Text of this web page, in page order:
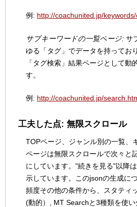
例: http://coachunited.jp/
サブキーワードの一覧ページ: サ
ゆる「タグ」でデータを持ってお
「タグ検索」結果ページとして動
す。
例: http://coachunited.jp/
工夫した点: 無限スクロール
TOPページ、ジャンル別の一覧、
ページは無限スクロールで次々と
にしています。"続きを見る"以降
示しています。このjsonの生成に
頻度その他の条件から、スタティ
(動的）, MT Searchと3種類を使い